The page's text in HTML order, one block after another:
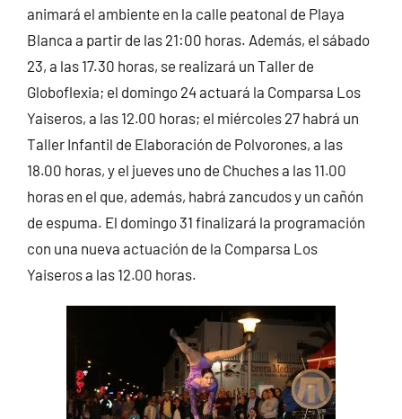
animará el ambiente en la calle peatonal de Playa
Blanca a partir de las 21:00 horas. Además, el sábado
23, a las 17.30 horas, se realizará un Taller de
Globoflexia; el domingo 24 actuará la Comparsa Los
Yaiseros, a las 12.00 horas; el miércoles 27 habrá un
Taller Infantil de Elaboración de Polvorones, a las
18.00 horas, y el jueves uno de Chuches a las 11.00
horas en el que, además, habrá zancudos y un cañón
de espuma. El domingo 31 finalizará la programación
con una nueva actuación de la Comparsa Los
Yaiseros a las 12.00 horas.